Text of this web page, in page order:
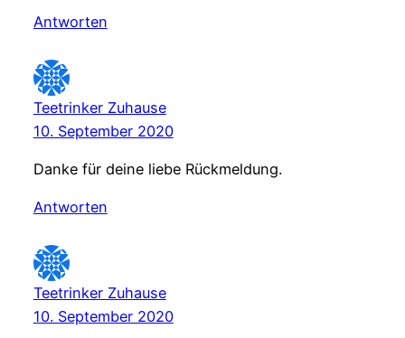
Antworten
Teetrinker Zuhause
10. September 2020
Danke für deine liebe Rückmeldung.
Antworten
Teetrinker Zuhause
10. September 2020